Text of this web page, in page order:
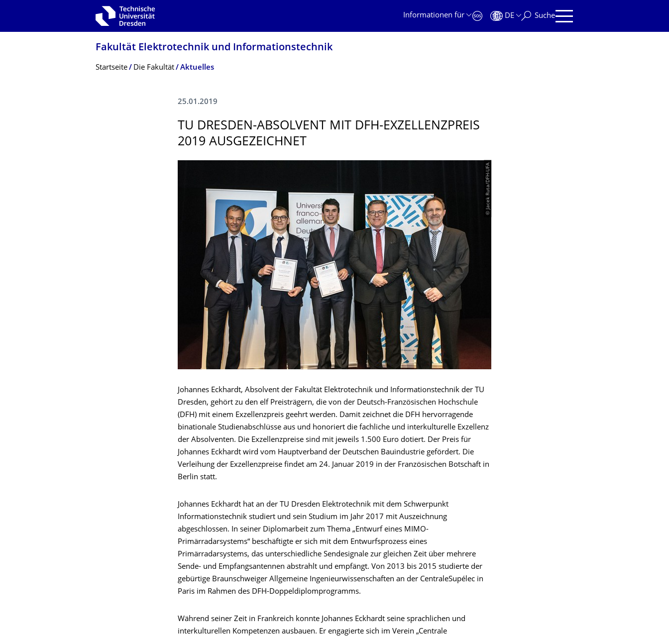
Zur Hauptnavigation springen
Informationen für
DE Suche
Fakultät Elektrotechnik und Informationstech­nik
Breadcrumb-Menü
Startseite Die Fakultät Aktuelles
25.01.2019
TU DRESDEN-ABSOLVENT MIT DFH-EXZELLENZPREIS
2019 AUSGEZEICHNET
© Jacek Ruta/DFH-UFA
Johannes Eckhardt, Absolvent der Fakultät Elektrotechnik und Informationstechnik der TU
Dresden, gehört zu den elf Preisträgern, die von der Deutsch-Französischen Hochschule
(DFH) mit einem Exzellenzpreis geehrt werden. Damit zeichnet die DFH hervorragende
binationale Studienabschlüsse aus und honoriert die fachliche und interkulturelle Exzellenz
der Absolventen. Die Exzellenzpreise sind mit jeweils 1.500 Euro dotiert. Der Preis für
Johannes Eckhardt wird vom Hauptverband der Deutschen Bauindustrie gefördert. Die
Verleihung der Exzellenzpreise findet am 24. Januar 2019 in der Französischen Botschaft in
Berlin statt.
Johannes Eckhardt hat an der TU Dresden Elektrotechnik mit dem Schwerpunkt
Informationstechnik studiert und sein Studium im Jahr 2017 mit Auszeichnung
abgeschlossen. In seiner Diplomarbeit zum Thema „Entwurf eines MIMO-
Primärradarsystems“ beschäftigte er sich mit dem Entwurfsprozess eines
Primärradarsystems, das unterschiedliche Sendesignale zur gleichen Zeit über mehrere
Sende- und Empfangsantennen abstrahlt und empfängt. Von 2013 bis 2015 studierte der
gebürtige Braunschweiger Allgemeine Ingenieurwissenschaften an der CentraleSupélec in
Paris im Rahmen des DFH-Doppeldiplomprogramms.
Während seiner Zeit in Frankreich konnte Johannes Eckhardt seine sprachlichen und
interkulturellen Kompetenzen ausbauen. Er engagierte sich im Verein „Centrale